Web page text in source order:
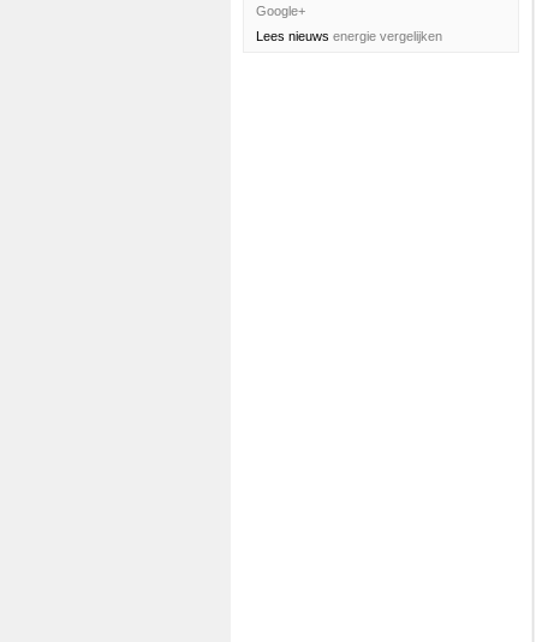
Google+
Lees nieuws energie vergelijken